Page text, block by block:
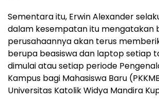
Sementara itu, Erwin Alexander
dalam kesempatan itu mengatakan
perusahaannya akan terus
berupa beasiswa dan laptop setiap
dimulai atau setiap periode
Kampus bagi Mahasiswa Baru
Universitas Katolik Widya Mandira